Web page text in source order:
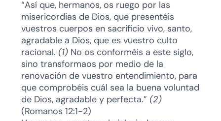
“Así que, hermanos, os ruego por las
misericordias de Dios, que presentéis
vuestros cuerpos en sacrificio vivo, santo,
agradable a Dios, que es vuestro culto
racional. (1)No os conforméis a este siglo,
sino transformaos por medio de la
renovación de vuestro entendimiento, para
que comprobéis cuál sea la buena voluntad
de Dios, agradable y perfecta.” (2)
(Romanos 12:1-2)